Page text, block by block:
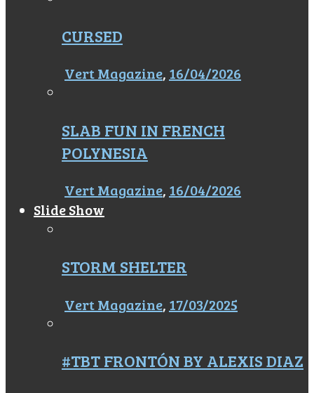
CURSED
Vert Magazine, 16/04/2026
SLAB FUN IN FRENCH
POLYNESIA
Vert Magazine, 16/04/2026
Slide Show
STORM SHELTER
Vert Magazine, 17/03/2025
#TBT FRONTÓN BY ALEXIS DIAZ